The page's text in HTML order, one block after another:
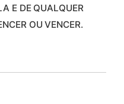
E DE QUALQUER
OU VENCER.